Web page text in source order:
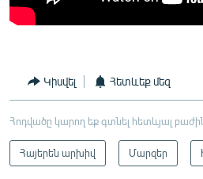
Կիսվել Հետևեք մեզ
Հոդվածը կարող եք գտնել հետևյալ
Հայերեն արխիվ Մարզեր